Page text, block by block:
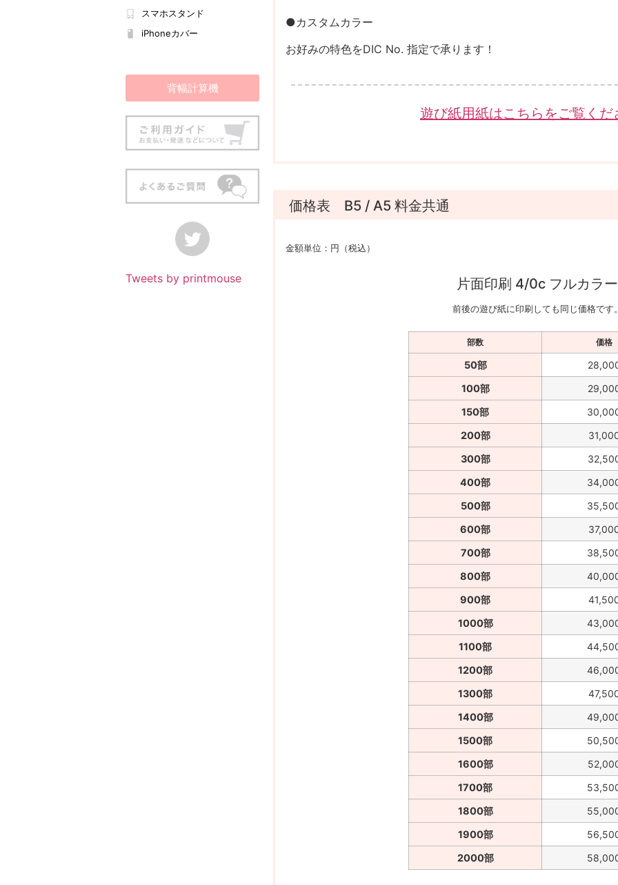
スマホスタンド
iPhoneカバー
背幅計算機
Tweets by printmouse
●カスタムカラー
お好みの特色をDIC No. 指定で承ります！
遊び紙用紙はこちらをご覧くだ
価格表 B5 / A5 料金共通
金額単位：円（税込）
片面印刷 4/0c フルカラー
前後の遊び紙に印刷しても同じ価格です。
部数 価格
50部
100部
150部
200部
300部
400部
500部
600部
700部
800部
900部
1000部
1100部
1200部
1300部
1400部
1500部
1600部
1700部
1800部
1900部
2000部